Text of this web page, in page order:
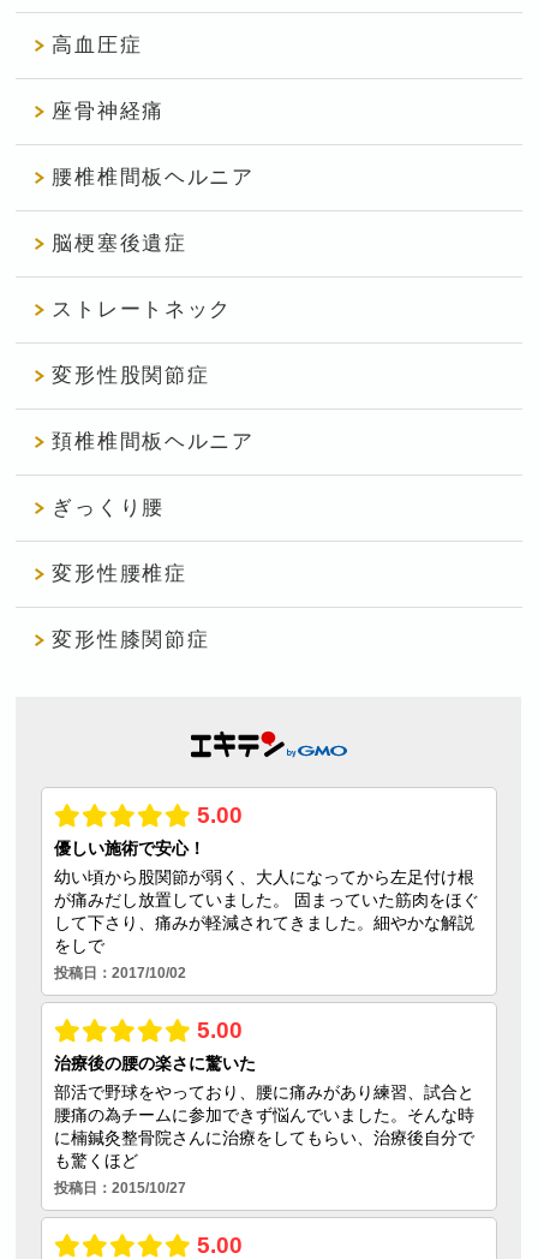
高血圧症
座骨神経痛
腰椎椎間板ヘルニア
脳梗塞後遺症
ストレートネック
変形性股関節症
頚椎椎間板ヘルニア
ぎっくり腰
変形性腰椎症
変形性膝関節症